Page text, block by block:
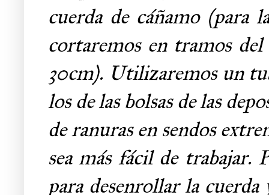
cuerda de cáñamo (para
cortaremos en tramos
30cm). Utilizaremos un
los de las bolsas de las
de ranuras en sendos
sea más fácil de trabajar.
para desenrollar la